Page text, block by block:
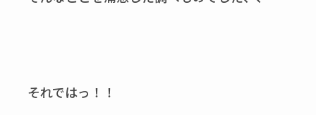
それではっ！！